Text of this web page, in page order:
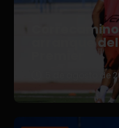
arranque
5 de agosto de